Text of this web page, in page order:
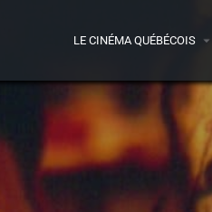
LE CINÉMA QUÉBÉCOIS